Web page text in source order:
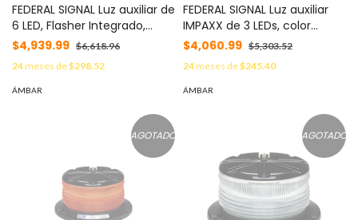
FEDERAL SIGNAL Luz auxiliar de
6 LED, Flasher Integrado,
Color ámbar, Mica
A
$4,939.99 $6,618.96
24meses de$298.52
ÁMBAR
FEDERAL SIGNAL Luz auxiliar
IMPAXX de 3 LEDs, color
ámbar MOD: IPX-30-22
$4,060.99 $5,303.52
24meses de$245.40
ÁMBAR
AGOTADO AGOTADO